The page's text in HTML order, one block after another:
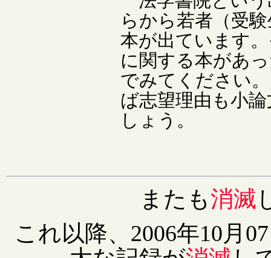
らから若者（受
本が出ています
に関する本があ
でみてください
ば志望理由も小
しょう。
またも消滅
これ以降、2006年10月